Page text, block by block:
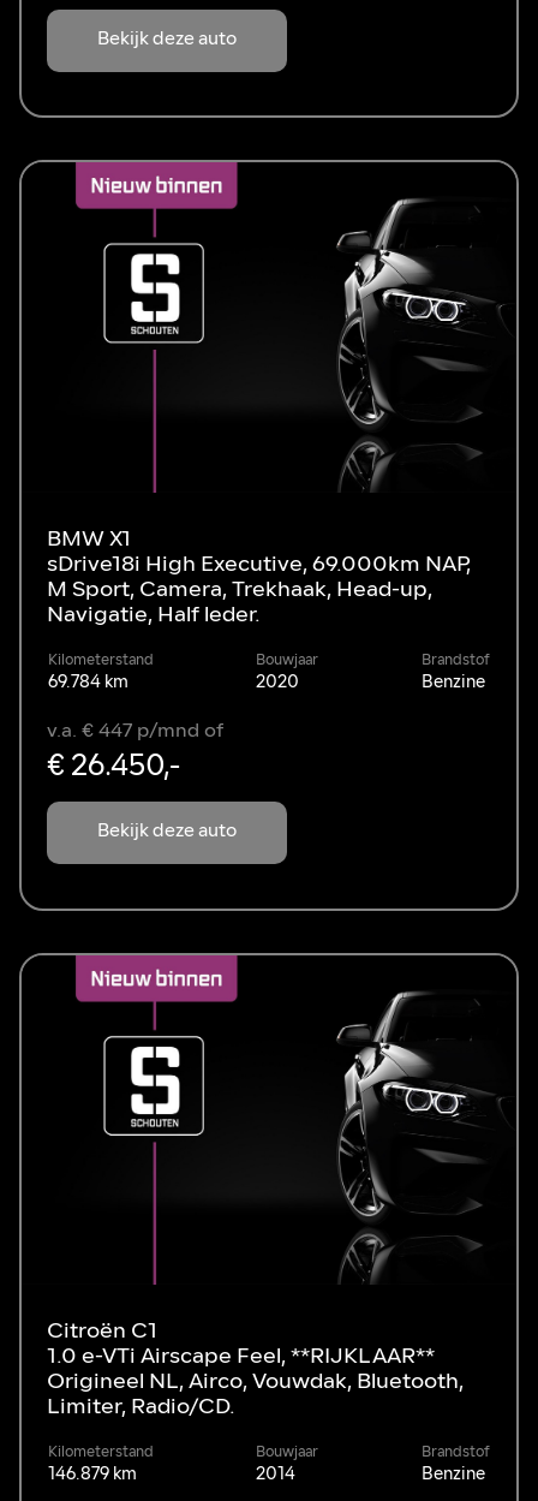
Bekijk deze auto
BMW X1
sDrive18i High Executive, 69.000km NAP,
M Sport, Camera, Trekhaak, Head-up,
Navigatie, Half leder.
Kilometerstand
69.784 km
Bouwjaar
2020
Brandstof
Benzine
Bekijk deze auto
v.a. € 447 p/mnd of
€ 26.450,-
Citroën C1
1.0 e-VTi Airscape Feel, **RIJKLAAR**
Origineel NL, Airco, Vouwdak, Bluetooth,
Limiter, Radio/CD.
Kilometerstand
146.879 km
Bouwjaar
2014
Brandstof
Benzine